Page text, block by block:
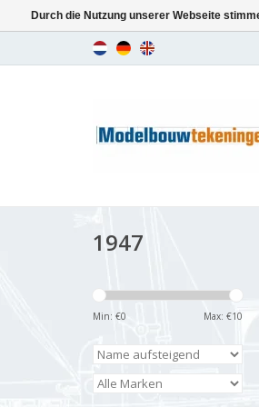
1947
Min: €0 Max: €10
Durch die Nutzung unserer Webseite